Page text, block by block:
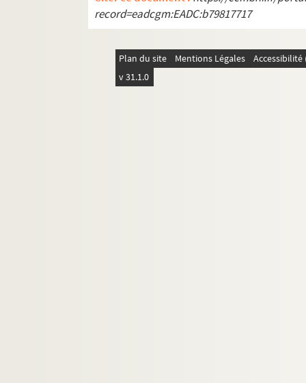
record=eadcgm:EADC:b79817717
Plan du site Mentions Légales
v 31.1.0